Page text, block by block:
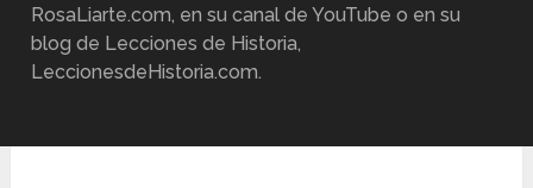
RosaLiarte.com, en su canal de YouTube o en su
blog de Lecciones de Historia,
LeccionesdeHistoria.com.